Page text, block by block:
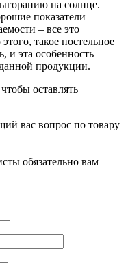
на солнце.
показатели
– все это
такое постельное
и эта особенность
продукции.
оставлять
вас вопрос по товару
обязательно вам